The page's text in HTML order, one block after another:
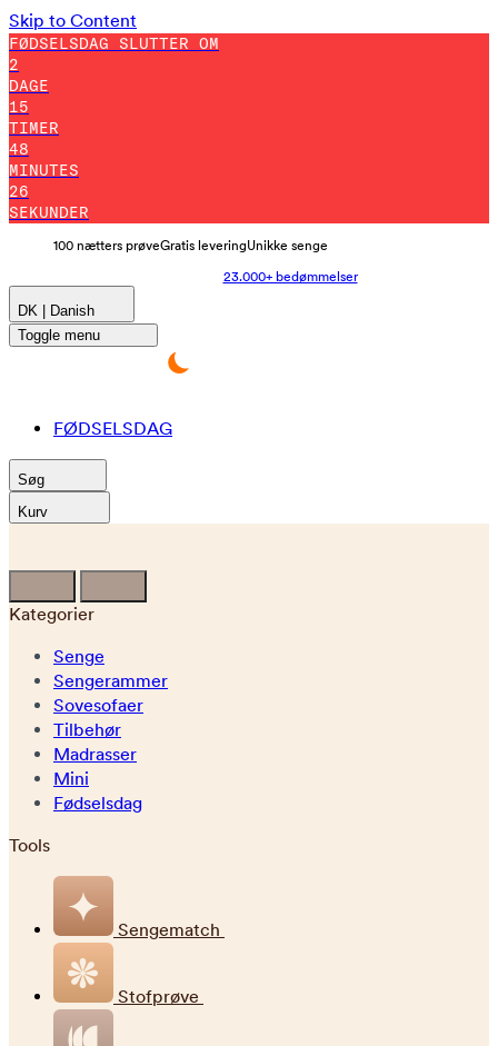
Skip to Content
FØDSELSDAG SLUTTER OM
2
DAGE
15
TIMER
48
MINUTES
20
SEKUNDER
100 nætters prøveGratis leveringUnikke senge
23.000+ bedømmelser
DK | Danish
Toggle menu
FØDSELSDAG
Søg
Kurv
Kategorier
Senge
Sengerammer
Sovesofaer
Tilbehør
Madrasser
Mini
Fødselsdag
Tools
Sengematch
Stofprøve